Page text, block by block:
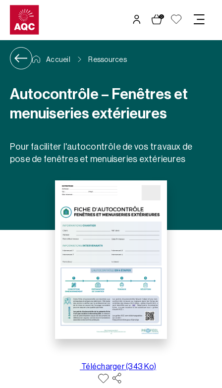
Panneau de gestion des cookies
0
Accueil Ressources
Autocontrôle – Fenêtres et
menuiseries extérieures
Pour faciliter l'autocontrôle de vos travaux de
pose de fenêtres et menuiseries extérieures
Télécharger (343 Ko)